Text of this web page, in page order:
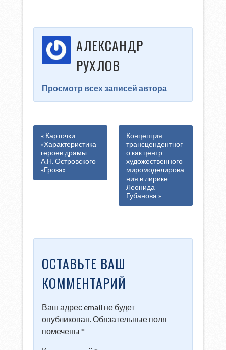
АЛЕКСАНДР
РУХЛОВ
Просмотр всех записей автора
« Карточки
«Характеристика
героев драмы
А.Н. Островского
«Гроза»
Концепция
трансцендентног
о как центр
художественного
миромоделирова
ния в лирике
Леонида
Губанова »
ОСТАВЬТЕ ВАШ
КОММЕНТАРИЙ
Ваш адрес email не будет
опубликован.Обязательные поля
помечены*